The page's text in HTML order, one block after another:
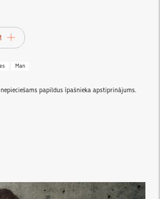
Man
papildus īpašnieka apstiprinājums.